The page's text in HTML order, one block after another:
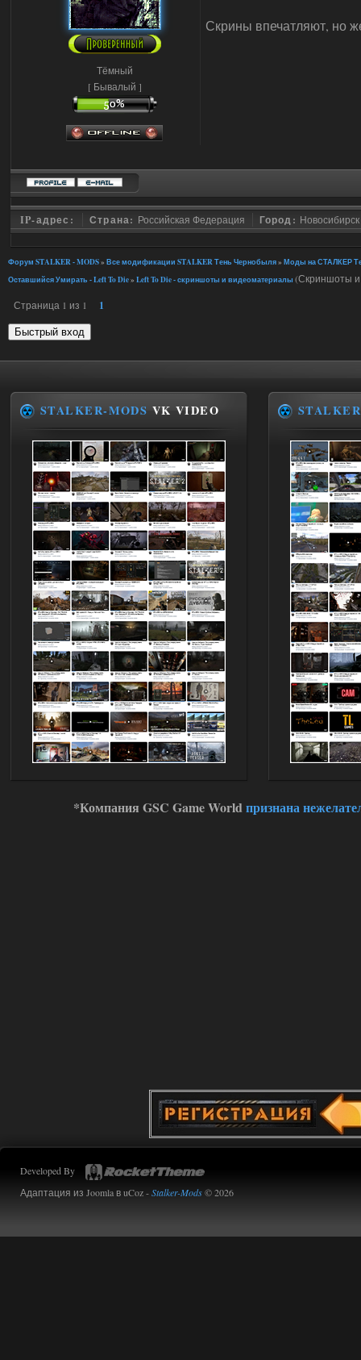
Тёмный
[ Бывалый ]
Скрины впечатляют, но
IP-адрес: Страна: Российская Федерация Город: Новосибирск
Форум STALKER - MODS» Все модификации STALKER Тень Чернобыля» Моды на СТАЛКЕР
Оставшийся Умирать - Left To Die» Left To Die - скриншоты и видеоматериалы (Скриншоты и
Страница 1 из 1 1
STALKER-MODS VK VIDEO
*Компания GSC Game Worldпризнана
Developed By
Адаптация из Joomla в uCoz -Stalker-Mods© 2026